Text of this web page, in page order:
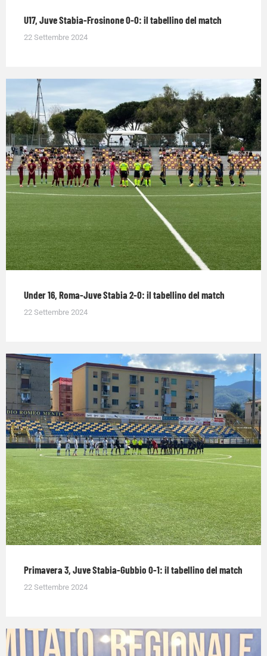
U17, Juve Stabia-Frosinone 0-0: il tabellino del match
22 Settembre 2024
Under 16, Roma-Juve Stabia 2-0: il tabellino del match
22 Settembre 2024
Primavera 3, Juve Stabia-Gubbio 0-1: il tabellino del match
22 Settembre 2024